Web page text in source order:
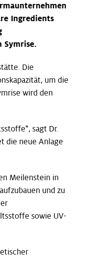
Ingredients
Die
um die
wird den
sagt Dr.
die neue Anlage
Meilenstein in
und zu
sowie UV-